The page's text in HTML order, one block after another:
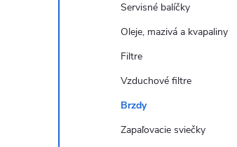
Servisné balíčky
Oleje, mazivá a kvapaliny
Filtre
Vzduchové filtre
Brzdy
Zapaľovacie sviečky